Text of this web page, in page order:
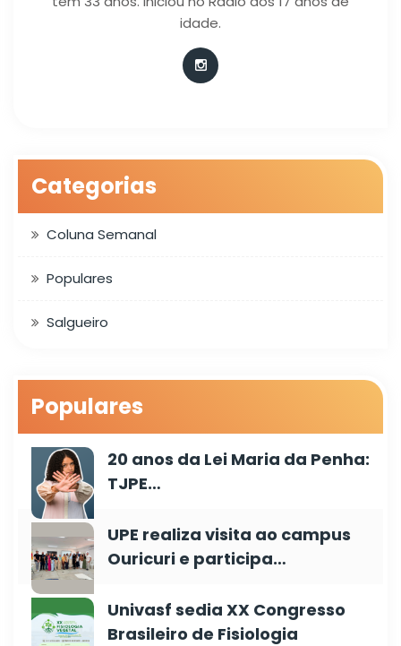
idade.
Categorias
Coluna Semanal
Populares
Salgueiro
Populares
20 anos da Lei Maria da Penha:
TJPE…
UPE realiza visita ao campus
Ouricuri e participa…
Univasf sedia XX Congresso
Brasileiro de Fisiologia